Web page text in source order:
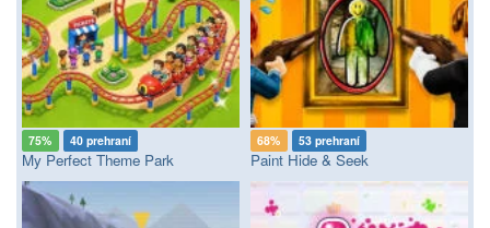
75% 40 prehraní
My Perfect Theme Park
68% 53 prehraní
Paint Hide & Seek